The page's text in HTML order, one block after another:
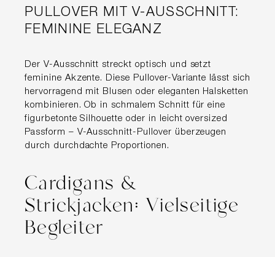
PULLOVER MIT V-AUSSCHNITT:
FEMININE ELEGANZ
Der V-Ausschnitt streckt optisch und setzt
feminine Akzente. Diese Pullover-Variante lässt sich
hervorragend mit Blusen oder eleganten Halsketten
kombinieren. Ob in schmalem Schnitt für eine
figurbetonte Silhouette oder in leicht oversized
Passform – V-Ausschnitt-Pullover überzeugen
durch durchdachte Proportionen.
Cardigans &
Strickjacken: Vielseitige
Begleiter